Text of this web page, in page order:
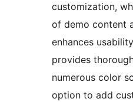
customization,
of demo content
enhances
provides
numerous color
option to add